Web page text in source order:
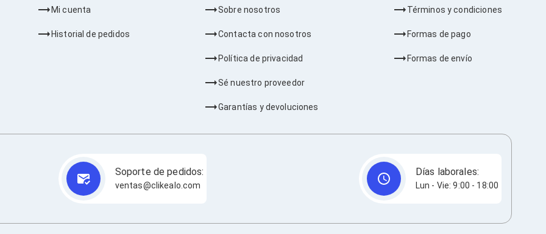
Mi cuenta
Historial de pedidos
Sobre nosotros
Contacta con nosotros
Política de privacidad
Sé nuestro proveedor
Garantías y devoluciones
Términos y condiciones
Formas de pago
Formas de envío
Soporte de pedidos:
ventas@clikealo.com
Días laborales:
Lun - Vie: 9:00 - 18:00